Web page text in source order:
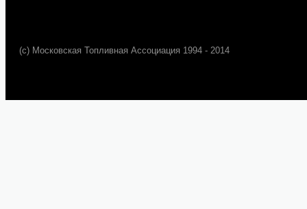
(c) Московская Топливная Ассоциация 1994 - 2014